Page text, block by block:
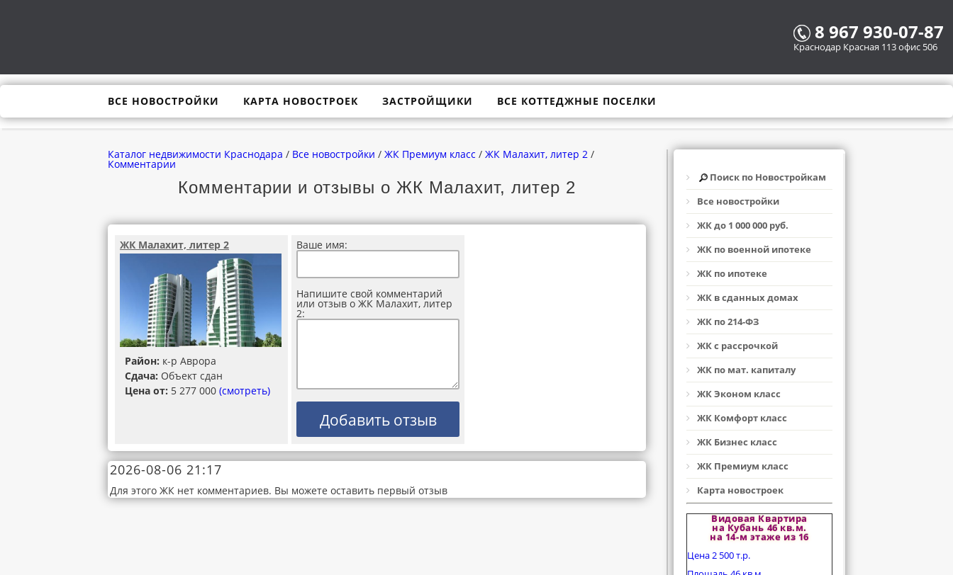
8 967 930-07-87
Краснодар Красная 113 офис 506
ВСЕ НОВОСТРОЙКИ КАРТА НОВОСТРОЕК ЗАСТРОЙЩИКИ ВСЕ КОТТЕДЖНЫЕ ПОСЕЛКИ
Каталог недвижимости Краснодара / Все новостройки / ЖК Премиум класс / ЖК Малахит, литер 2 /
Комментарии
Комментарии и отзывы о ЖК Малахит, литер 2
ЖК Малахит, литер 2
Район: к-р Аврора
Сдача: Объект сдан
Цена от: 5 277 000 (смотреть)
Ваше имя:
Напишите свой комментарий
или отзыв о ЖК Малахит, литер
2:
2026-08-06 21:17
Для этого ЖК нет комментариев. Вы можете оставить первый отзыв
Поиск по Новостройкам
Все новостройки
ЖК до 1 000 000 руб.
ЖК по военной ипотеке
ЖК по ипотеке
ЖК в сданных домах
ЖК по 214-ФЗ
ЖК с рассрочкой
ЖК по мат. капиталу
ЖК Эконом класс
ЖК Комфорт класс
ЖК Бизнес класс
ЖК Премиум класс
Карта новостроек
Видовая Квартира
на Кубань 46 кв.м.
на 14-м этаже из 16
Цена 2 500 т.р.